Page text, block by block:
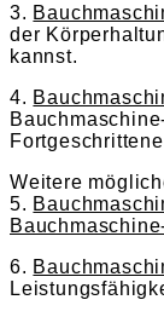
3.
der
kannst.
4.
Weitere
5.
6.